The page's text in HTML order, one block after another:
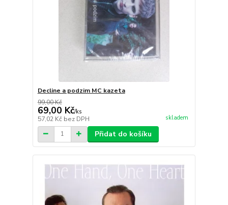
Decline a podzim MC kazeta
99,00 Kč
69,00 Kč/ks
57,02 Kč bez DPH skladem
Přidat do košíku